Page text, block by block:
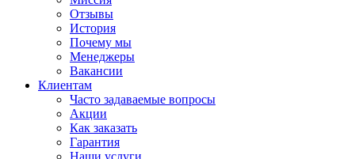
Отзывы
История
Почему мы
Менеджеры
Вакансии
Клиентам
Часто задаваемые вопросы
Акции
Как заказать
Гарантия
Наши услуги